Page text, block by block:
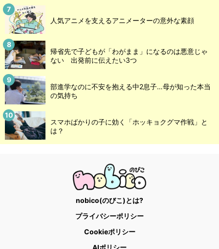
人気アニメを支えるアニメーターの意外な素顔
帰省先で子どもが「わがまま」になるのは悪意じゃ
ない 出発前に伝えたい3つ
部進学なのに不安を抱える中2息子…母が知った本当
の気持ち
スマホばかりの子に効く「ホッキョクグマ作戦」と
は？
nobico(のびこ)とは?
プライバシーポリシー
Cookieポリシー
AIポリシー